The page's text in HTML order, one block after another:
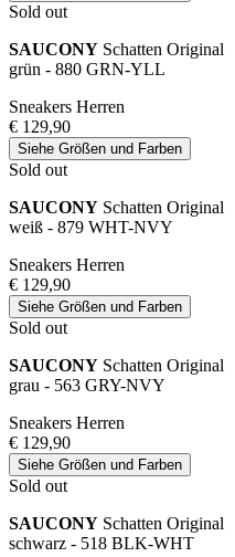
Sold out
SAUCONY Schatten Original
grün - 880 GRN-YLL
Sneakers Herren
€ 129,90
Siehe Größen und Farben
Sold out
SAUCONY Schatten Original
weiß - 879 WHT-NVY
Sneakers Herren
€ 129,90
Siehe Größen und Farben
Sold out
SAUCONY Schatten Original
grau - 563 GRY-NVY
Sneakers Herren
€ 129,90
Siehe Größen und Farben
Sold out
SAUCONY Schatten Original
schwarz - 518 BLK-WHT